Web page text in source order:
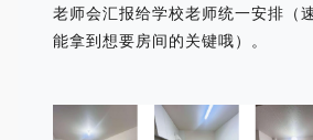
老师会汇报给学校老师统一安排（
能拿到想要房间的关键哦）。